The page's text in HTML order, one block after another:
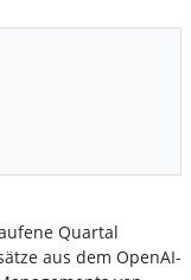
Quartal
aus dem OpenAI-